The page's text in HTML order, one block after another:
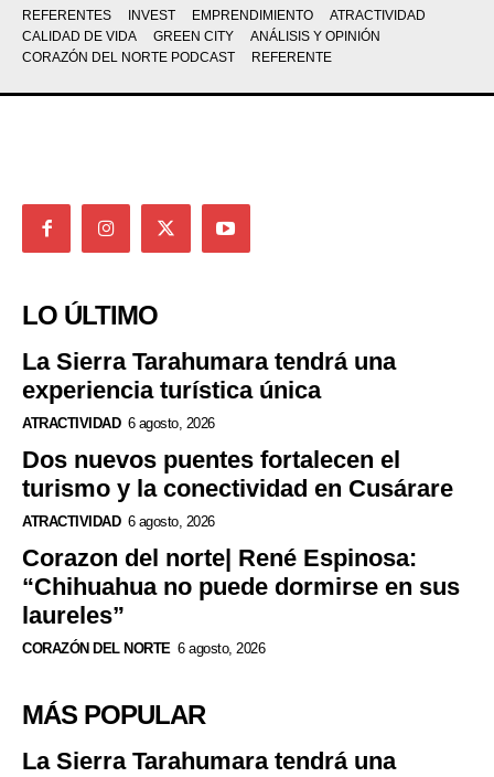
REFERENTES INVEST EMPRENDIMIENTO
ATRACTIVIDAD
CALIDAD DE VIDA
GREEN CITY
ANÁLISIS Y OPINIÓN
CORAZÓN DEL NORTE PODCAST
REFERENTE
LO ÚLTIMO
La Sierra Tarahumara tendrá una
experiencia turística única
ATRACTIVIDAD 6 agosto, 2026
Dos nuevos puentes fortalecen el
turismo y la conectividad en Cusárare
ATRACTIVIDAD 6 agosto, 2026
Corazon del norte| René Espinosa:
“Chihuahua no puede dormirse en sus
laureles”
CORAZÓN DEL NORTE 6 agosto, 2026
MÁS POPULAR
La Sierra Tarahumara tendrá una